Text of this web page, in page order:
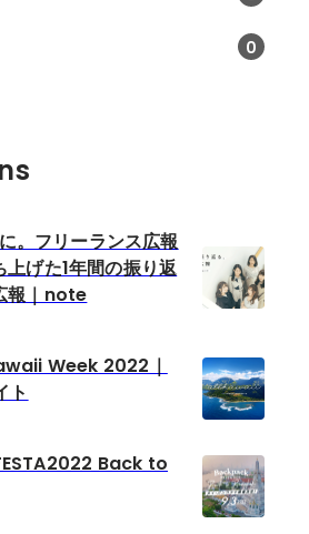
0
。フリーランス広報
上げた1年間の振り返
報｜note
Week 2022｜
ト
Back to